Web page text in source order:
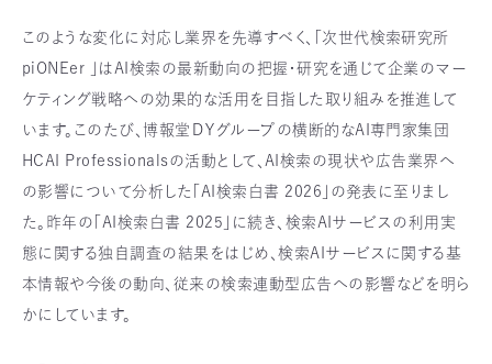
このような変化に対応し業界を先導すべく、「次世代検索研究所
piONEer 」はAI検索の最新動向の把握・研究を通じて企業のマー
ケティング戦略への効果的な活用を目指した取り組みを推進して
います。このたび、博報堂ＤＹグループの横断的なAI専門家集団
HCAI Professionalsの活動として、AI検索の現状や広告業界へ
の影響について分析した「AI検索白書 2026」の発表に至りまし
た。昨年の「AI検索白書 2025」に続き、検索AIサービスの利用実
態に関する独自調査の結果をはじめ、検索AIサービスに関する基
本情報や今後の動向、従来の検索連動型広告への影響などを明ら
かにしています。